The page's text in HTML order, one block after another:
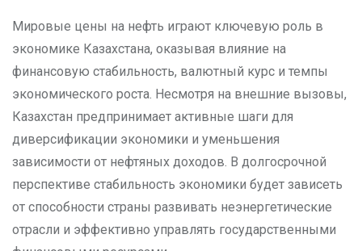
Мировые цены на нефть играют ключевую роль в
экономике Казахстана, оказывая влияние на
финансовую стабильность, валютный курс и темпы
экономического роста. Несмотря на внешние вызовы,
Казахстан предпринимает активные шаги для
диверсификации экономики и уменьшения
зависимости от нефтяных доходов. В долгосрочной
перспективе стабильность экономики будет зависеть
от способности страны развивать неэнергетические
отрасли и эффективно управлять государственными